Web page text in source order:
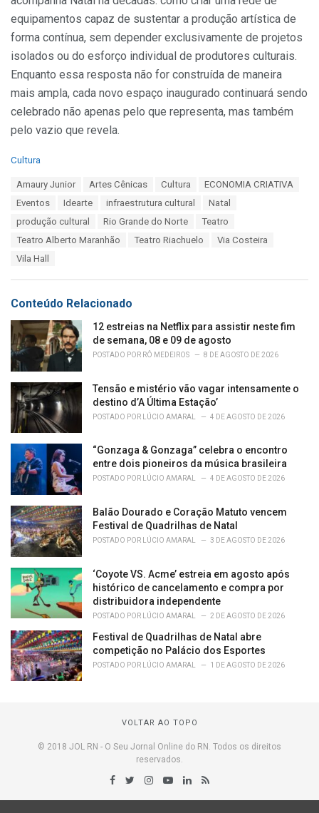
equipamentos capaz de sustentar a produção artística de
forma contínua, sem depender exclusivamente de projetos
isolados ou do esforço individual de produtores culturais.
Enquanto essa resposta não for construída de maneira
mais ampla, cada novo espaço inaugurado continuará sendo
celebrado não apenas pelo que representa, mas também
pelo vazio que revela.
C
Cultura
Amaury Junior Artes Cênicas Cultura
ECONOMIA CRIATIVA
Eventos
Idearte infraestrutura cultural
Natal
produção cultural
Rio Grande do Norte
Teatro
Teatro Alberto Maranhão
Teatro Riachuelo
Via Costeira
Vila Hall
Conteúdo Relacionado
12 estreias na Netflix para assistir neste fim
de semana, 08 e 09 de agosto
POSTADO POR RÔ MEDEIROS 8 DE AGOSTO DE 2026
Tensão e mistério vão vagar intensamente o
destino d’A Última Estação’
POSTADO POR LÚCIO AMARAL 4 DE AGOSTO DE 2026
“Gonzaga & Gonzaga” celebra o encontro
entre dois pioneiros da música brasileira
POSTADO POR LÚCIO AMARAL 4 DE AGOSTO DE 2026
Balão Dourado e Coração Matuto vencem
Festival de Quadrilhas de Natal
POSTADO POR LÚCIO AMARAL 3 DE AGOSTO DE 2026
‘Coyote VS. Acme’ estreia em agosto após
histórico de cancelamento e compra por
distribuidora independente
POSTADO POR LÚCIO AMARAL 2 DE AGOSTO DE 2026
Festival de Quadrilhas de Natal abre
competição no Palácio dos Esportes
POSTADO POR LÚCIO AMARAL 1 DE AGOSTO DE 2026
VOLTAR AO TOPO
© 2018 JOL RN - O Seu Jornal Online do RN. Todos os direitos
reservados.